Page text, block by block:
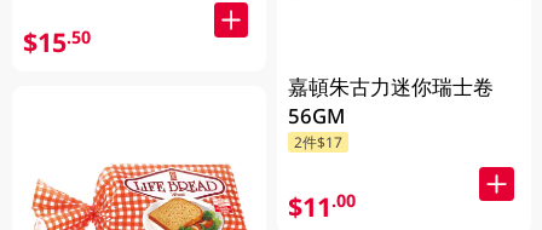
$15.50
嘉頓朱古力迷你瑞士卷
56GM
2件$17
$11.00